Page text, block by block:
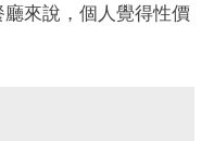
來說，個人覺得性價